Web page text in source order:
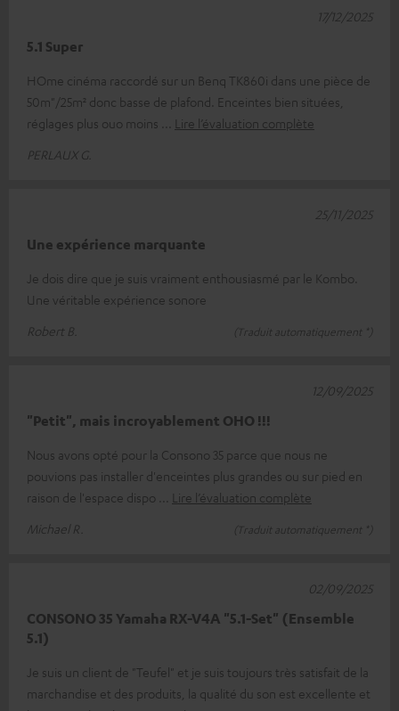
5.1 Super
HOme cinéma raccordé sur un Benq TK860i dans une pièce de
50m"/25m² donc basse de plafond. Enceintes bien situées,
réglages plus ouo moins
Lire l’évaluation complète
PERLAUX G.
17/12/2025
Une expérience marquante
Je dois dire que je suis vraiment enthousiasmé par le Kombo.
Une véritable expérience sonore
Robert B.
(Traduit automatiquement *)
25/11/2025
"Petit", mais incroyablement OHO !!!
Nous avons opté pour la Consono 35 parce que nous ne
pouvions pas installer d'enceintes plus grandes ou sur pied en
raison de l'espace dispo
Lire l’évaluation complète
Michael R.
(Traduit automatiquement *)
12/09/2025
CONSONO 35 Yamaha RX-V4A "5.1-Set" (Ensemble
5.1)
Je suis un client de "Teufel" et je suis toujours très satisfait de la
marchandise et des produits, la qualité du son est excellente et
02/09/2025